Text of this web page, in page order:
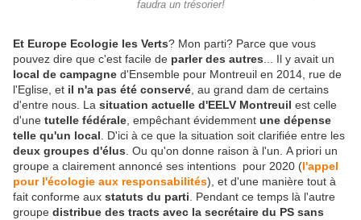
faudra un trésorier!
Et Europe Ecologie les Verts? Mon parti? Parce que vous
pouvez dire que c'est facile de parler des autres ... Il y avait un
local de campagne d'Ensemble pour Montreuil en 2014, rue de
l'Eglise, et il n'a pas été conservé , au grand dam de certains
d'entre nous. La situation actuelle d'EELV Montreuil est celle
d'une tutelle fédérale , empêchant évidemment une dépense
telle qu'un local . D'ici à ce que la situation soit clarifiée entre les
deux groupes d'élus . Ou qu'on donne raison à l'un. A priori un
groupe a clairement annoncé ses intentions pour 2020 (l'appel
pour l'écologie aux responsabilités), et d'une manière tout à
fait conforme aux statuts du parti . Pendant ce temps là l'autre
groupe distribue des tracts avec la secrétaire du PS sans